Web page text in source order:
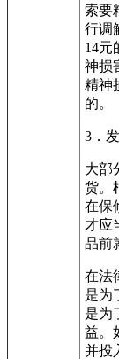
索要
行调
14元
神损
精神
的。
3．
大部
货。
在保
才应
品前
在法
是为
是为
益。
并投